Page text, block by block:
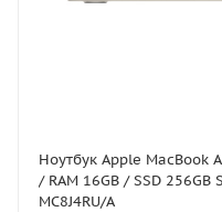
Ноутбук Apple MacBook Air 13 M3 (8-core CPU, 8-
/ RAM 16GB / SSD
MC8J4RU/A